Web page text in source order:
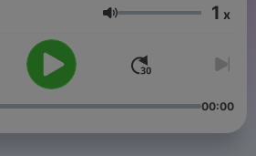
Volumen 1 x
00:00